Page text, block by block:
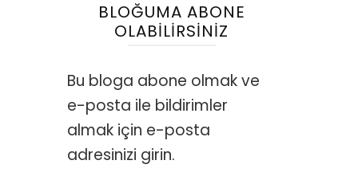
BLOĞUMA ABONE
OLABILIRSINIZ
Bu bloga abone olmak ve
e-posta ile bildirimler
almak için e-posta
adresinizi girin.